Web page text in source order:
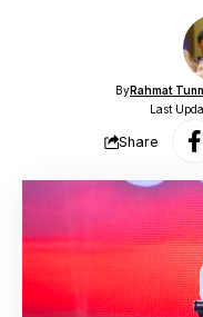
Last
ByRahmat
Share